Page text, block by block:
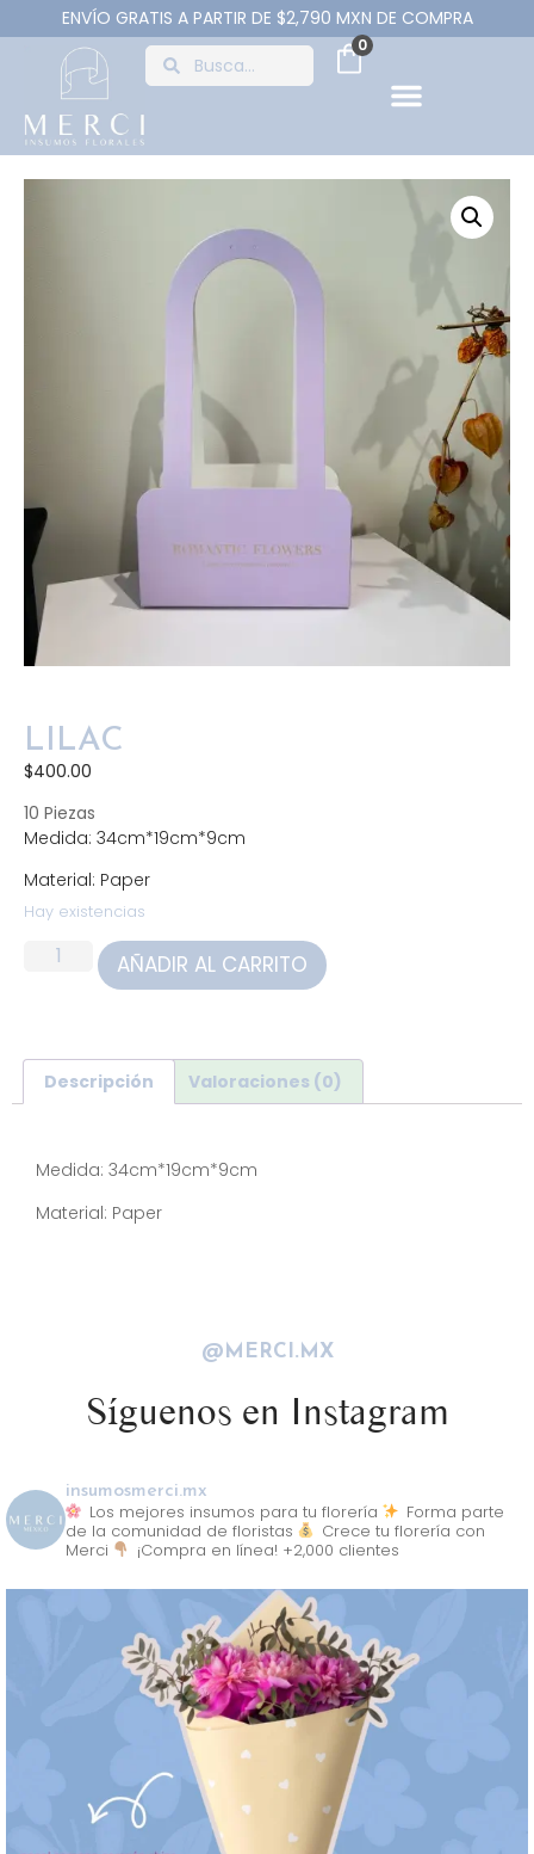
ENVÍO GRATIS A PARTIR DE $2,790 MXN DE COMPRA
0
LILAC
$400.00
10 Piezas
Medida: 34cm*19cm*9cm
Material: Paper
Hay existencias
AÑADIR AL CARRITO
Descripción Valoraciones (0)
Medida: 34cm*19cm*9cm
Material: Paper
@MERCI.MX
Síguenos en Instagram
insumosmerci.mx
Los mejores insumos para tu florería
Forma parte
de la comunidad de floristas
Crece tu florería con
Merci
¡Compra en línea! +2,000 clientes